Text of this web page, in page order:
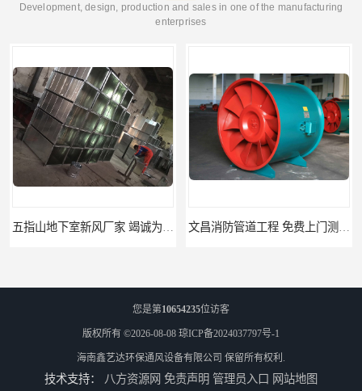
Development, design, production and sales in one of the manufacturing
enterprises
您是第10654235位访客
版权所有 ©2026-08-08 琼ICP备2024037797号-1
海南鑫艺达环保通风设备有限公司 保留所有权利.
技术支持： 八方资源网 免责声明 管理员入口 网站地图